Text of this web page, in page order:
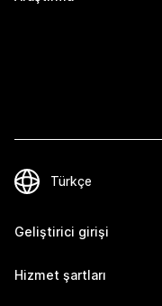
Geliştirici girişi
Hizmet şartları